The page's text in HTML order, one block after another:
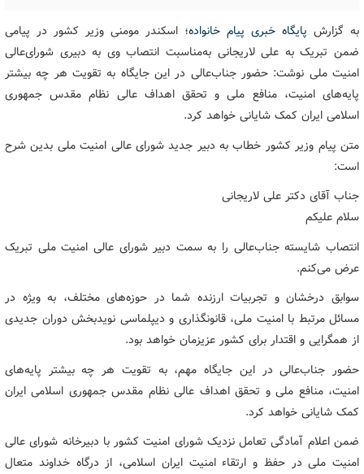
به گزارش پایگاه خبری پیام خانواده؛ اسکندر مومنی وزیر کشور در پیامی
ضمن تبریک به علی لاریجانی به‌مناسبت انتصاب وی به دبیری شورای‌عالی
امنیت ملی نوشت: حضور جناب‌عالی در این جایگاه به تقویت هر چه بیشتر
پایه‌های امنیت، منافع ملی و تحقق اهداف عالی نظام مقدس جمهوری
اسلامی ایران کمک شایانی خواهد کرد.
متن پیام وزیر کشور خطاب به دبیر جدید شورای عالی امنیت ملی بدین شرح
است:
جناب آقای دکتر علی لاریجانی
سلام علیکم
انتصاب شایسته جناب‌عالی را به سمت دبیر شورای عالی امنیت ملی تبریک
عرض می‌کنم.
سوابق درخشان و تجربیات ارزنده شما در حوزه‌های مختلف، به ویژه در
مسائل مرتبط با امنیت ملی، قانونگذاری و دیپلماسی نویدبخش دوران جدیدی
از همگرایی و اقتدار برای کشور عزیزمان خواهد بود.
حضور جناب‌عالی در این جایگاه مهم، به تقویت هر چه بیشتر پایه‌های
امنیت، منافع ملی و تحقق اهداف عالی نظام مقدس جمهوری اسلامی ایران
کمک شایانی خواهد کرد.
ضمن اعلام آمادگی تعامل نزدیک شورای امنیت کشور با دبیرخانه شورای عالی
امنیت ملی در حفظ و ارتقاء امنیت ایران اسلامی، از درگاه خداوند متعال